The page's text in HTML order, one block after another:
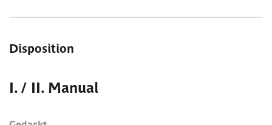
Disposition
I. / II. Manual